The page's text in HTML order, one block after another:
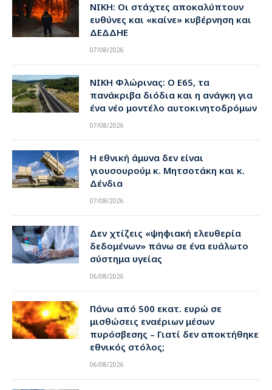
ΝΙΚΗ: Οι στάχτες αποκαλύπτουν
ευθύνες και «καίνε» κυβέρνηση και
ΔΕΔΔΗΕ
07/08/2026
ΝΙΚΗ Φλώρινας: Ο Ε65, τα
πανάκριβα διόδια και η ανάγκη για
ένα νέο μοντέλο αυτοκινητοδρόμων
07/08/2026
Η εθνική άμυνα δεν είναι
γιουσουρούμ κ. Μητσοτάκη και κ.
Δένδια
07/08/2026
Δεν χτίζεις «ψηφιακή ελευθερία
δεδομένων» πάνω σε ένα ευάλωτο
σύστημα υγείας
06/08/2026
Πάνω από 500 εκατ. ευρώ σε
μισθώσεις εναέριων μέσων
πυρόσβεσης – Γιατί δεν αποκτήθηκε
εθνικός στόλος;
06/08/2026